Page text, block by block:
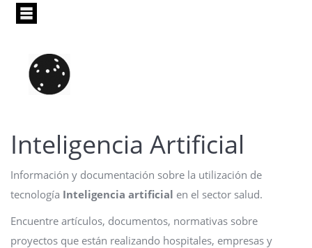
Pasar
principal
Inteligencia Artificial
Información y documentación sobre la utilización de
tecnología Inteligencia artificial en el sector salud.
Encuentre artículos, documentos, normativas sobre
proyectos que están realizando hospitales, empresas y